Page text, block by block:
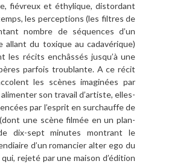
fiévreux et éthylique, distordant
les perceptions (les filtres de
nombre de séquences d’un
allant du toxique au cadavérique)
les récits enchâssés jusqu’à une
parfois troublante. A ce récit
les scènes imaginées par
son travail d’artiste, elles-
par l’esprit en surchauffe de
une scène filmée en un plan-
dix-sept minutes montrant le
d’un romancier alter ego du
rejeté par une maison d’édition